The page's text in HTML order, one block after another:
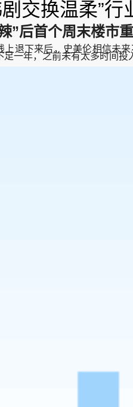
剧交换温柔”
”后首个周末楼市
下来后，史美伦相信未来不
足一年，之前未有太多时间